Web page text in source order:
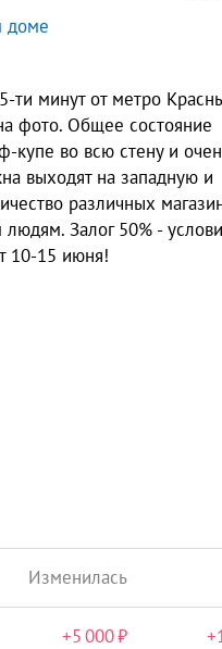
доме
ти минут от метро
фото. Общее состояние
купе во всю стену и
выxoдят нa западную и
различных
Залог 50% -
10-15 июня!
Изменилась
+5 000 +